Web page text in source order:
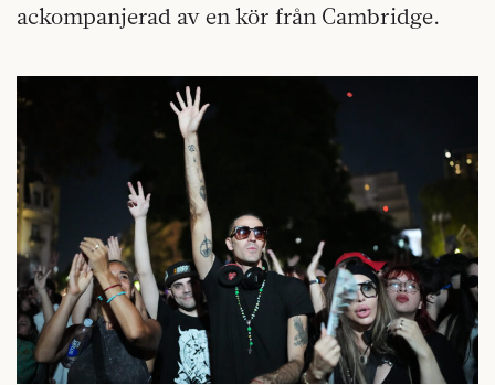
ackompanjerad av en kör från Cambridge.